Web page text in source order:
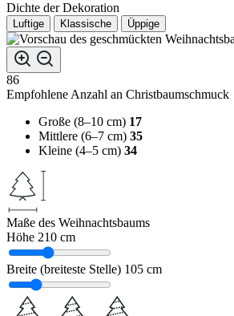
Dichte der Dekoration
Luftige Klassische Üppige
86
Empfohlene Anzahl an Christbaumschmuck
Große (8–10 cm) 17
Mittlere (6–7 cm) 35
Kleine (4–5 cm) 34
Maße des Weihnachtsbaums
Höhe 210 cm
Breite (breiteste Stelle) 105 cm